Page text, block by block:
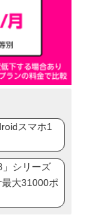
スマホ1
シリーズ
大31000ポ